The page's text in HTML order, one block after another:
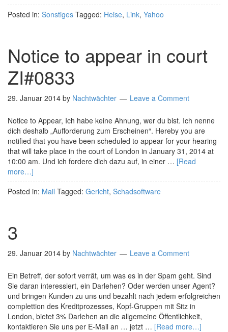
Posted in: Sonstiges Tagged: Heise, Link, Yahoo
Notice to appear in court
ZI#0833
29. Januar 2014 by Nachtwächter Leave a Comment
Notice to Appear, Ich habe keine Ahnung, wer du bist. Ich nenne
dich deshalb „Aufforderung zum Erscheinen“. Hereby you are
notified that you have been scheduled to appear for your hearing
that will take place in the court of London in January 31, 2014 at
10:00 am. Und ich fordere dich dazu auf, in einer … [Read
more…]
Posted in: Mail Tagged: Gericht, Schadsoftware
3
29. Januar 2014 by Nachtwächter Leave a Comment
Ein Betreff, der sofort verrät, um was es in der Spam geht. Sind
Sie daran interessiert, ein Darlehen? Oder werden unser Agent?
und bringen Kunden zu uns und bezahlt nach jedem erfolgreichen
complettion des Kreditprozesses, Kopf-Gruppen mit Sitz in
London, bietet 3% Darlehen an die allgemeine Öffentlichkeit,
kontaktieren Sie uns per E-Mail an … jetzt … [Read more…]